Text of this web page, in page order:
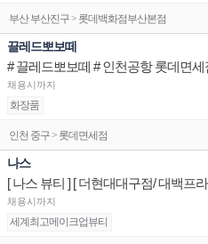
부산 부산진구 > 롯데백화점부산본점
끌레드뽀보떼
채용시까지
화장품
인천 중구 > 롯데면세점
나스
채용시까지
세계최고메이크업뷰티